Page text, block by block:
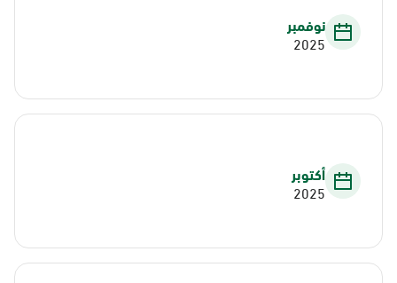
نوفمبر
2025
أكتوبر
2025